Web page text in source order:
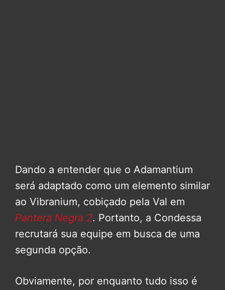
Dando a entender que o Adamantium
será adaptado como um elemento similar
ao Vibranium, cobiçado pela Val em
Pantera Negra 2. Portanto, a Condessa
recrutará sua equipe em busca de uma
segunda opção.
Obviamente, por enquanto tudo isso é